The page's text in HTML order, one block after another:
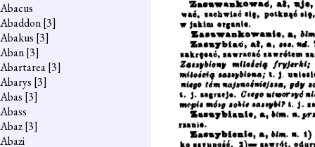
Abacus
Abaddon[3]
Abakus [3]
Aban[3]
Abartarea[3]
Abarys [3]
Abas [3]
Abass
Abaz[3]
Abazi